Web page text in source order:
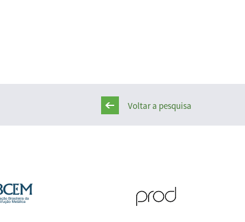
Voltar a pesquisa